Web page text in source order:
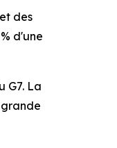
des
d'une
G7. La